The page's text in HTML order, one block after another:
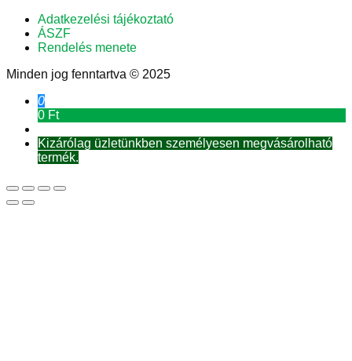
Adatkezelési tájékoztató
ÁSZF
Rendelés menete
Minden jog fenntartva © 2025
0
0 Ft
Kizárólag üzletünkben személyesen megvásárolható
termék.